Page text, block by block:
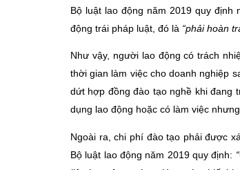
Bộ luật lao động năm 2019 quy
động trái pháp luật, đó là “phải hoàn
Như vậy, người lao động có trách
thời gian làm việc cho doanh nghiệp
dứt hợp đồng đào tạo nghề khi đang
dụng lao động hoặc có làm việc
Ngoài ra, chi phí đào tạo phải được
Bộ luật lao động năm 2019 quy định: